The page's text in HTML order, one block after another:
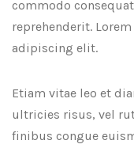
commodo
reprehenderit.
adipiscing elit.
Etiam vitae leo et
ultricies risus, vel
finibus congue